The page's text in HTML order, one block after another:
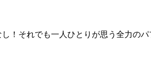
！それでも一人ひとりが思う全力の